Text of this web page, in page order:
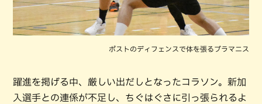
ポストのディフェンスで体を張るブラマニス
躍進を掲げる中、厳しい出だしとなったコラソン。新加
入選手との連係が不足し、ちぐはぐさに引っ張られるよ